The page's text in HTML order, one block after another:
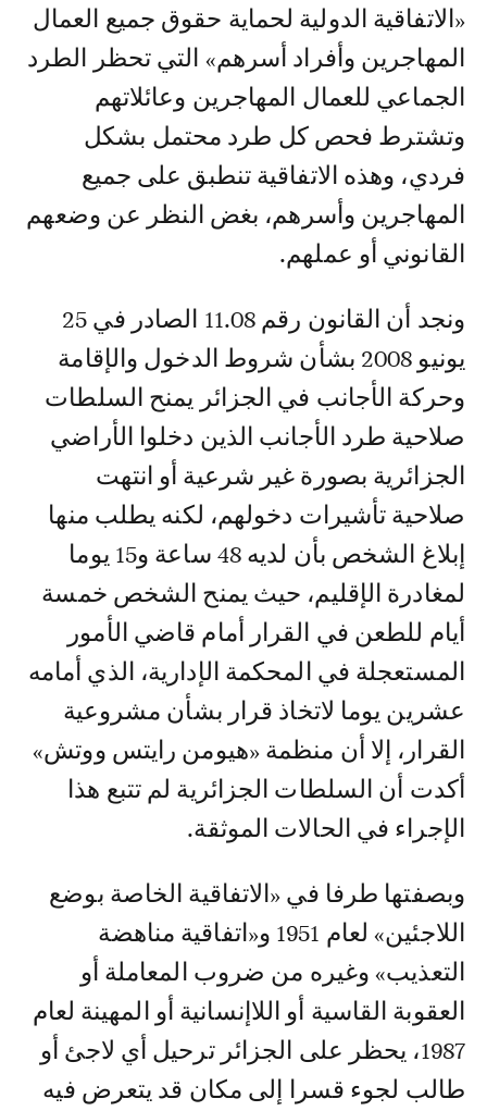
«الاتفاقية الدولية لحماية حقوق جميع العمال
المهاجرين وأفراد أسرهم» التي تحظر الطرد
الجماعي للعمال المهاجرين وعائلاتهم
وتشترط فحص كل طرد محتمل بشكل
فردي، وهذه الاتفاقية تنطبق على جميع
المهاجرين وأسرهم، بغض النظر عن وضعهم
القانوني أو عملهم.
ونجد أن القانون رقم 11.08 الصادر في 25
يونيو 2008 بشأن شروط الدخول والإقامة
وحركة الأجانب في الجزائر يمنح السلطات
صلاحية طرد الأجانب الذين دخلوا الأراضي
الجزائرية بصورة غير شرعية أو انتهت
صلاحية تأشيرات دخولهم، لكنه يطلب منها
إبلاغ الشخص بأن لديه 48 ساعة و15 يوما
لمغادرة الإقليم، حيث يمنح الشخص خمسة
أيام للطعن في القرار أمام قاضي الأمور
المستعجلة في المحكمة الإدارية، الذي أمامه
عشرين يوما لاتخاذ قرار بشأن مشروعية
القرار، إلا أن منظمة «هيومن رايتس ووتش»
أكدت أن السلطات الجزائرية لم تتبع هذا
الإجراء في الحالات الموثقة.
وبصفتها طرفا في «الاتفاقية الخاصة بوضع
اللاجئين» لعام 1951 و«اتفاقية مناهضة
التعذيب» وغيره من ضروب المعاملة أو
العقوبة القاسية أو اللاإنسانية أو المهينة لعام
1987، يحظر على الجزائر ترحيل أي لاجئ أو
طالب لجوء قسرا إلى مكان قد يتعرض فيه